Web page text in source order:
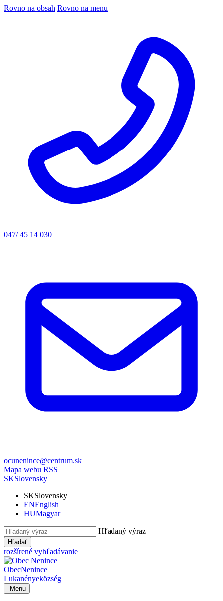
Rovno na obsah Rovno na menu
047/ 45 14 030
ocunenince@centrum.sk
Mapa webu RSS
SKSlovensky
SKSlovensky
ENEnglish
HUMagyar
Hľadaný výraz
Hľadať
rozšírené vyhľadávanie
ObecNenince
Lukanényeközség
Menu